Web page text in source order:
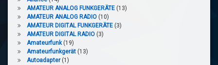
AMATEUR ANALOG FUNKGERÄTE (13)
AMATEUR ANALOG RADIO (10)
AMATEUR DIGITAL FUNKGERÄTE (3)
AMATEUR DIGITAL RADIO (3)
Amateurfunk (19)
Amateurfunkgerät (13)
Autoadapter (1)